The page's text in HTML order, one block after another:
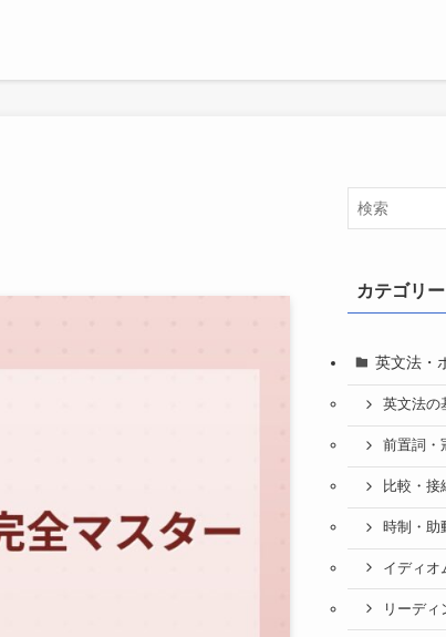
カテゴリー
英文法・
英文法の
前置詞・
比較・接
時制・助
イディオ
リーディ